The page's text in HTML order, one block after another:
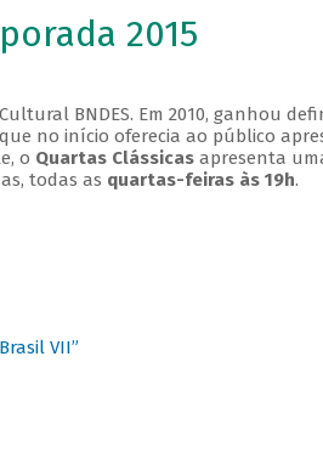
2015
BNDES. Em 2010, ganhou
no início oferecia ao público
o Quartas Clássicasapresenta
todas as quartas-feiras às 19h.
VII”